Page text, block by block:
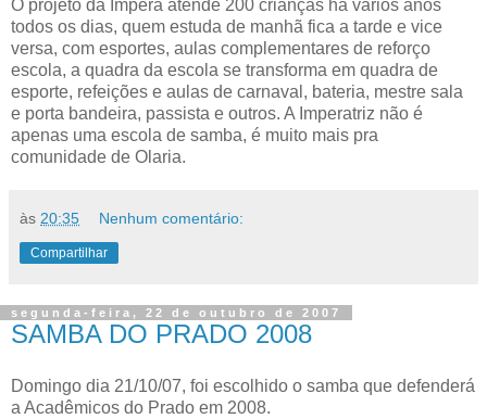
O projeto da Impera atende 200 crianças há varios anos
todos os dias, quem estuda de manhã fica a tarde e vice
versa, com esportes, aulas complementares de reforço
escola, a quadra da escola se transforma em quadra de
esporte, refeições e aulas de carnaval, bateria, mestre sala
e porta bandeira, passista e outros. A Imperatriz não é
apenas uma escola de samba, é muito mais pra
comunidade de Olaria.
às 20:35 Nenhum comentário:
Compartilhar
segunda-feira, 22 de outubro de 2007
SAMBA DO PRADO 2008
Domingo dia 21/10/07, foi escolhido o samba que defenderá
a Acadêmicos do Prado em 2008.